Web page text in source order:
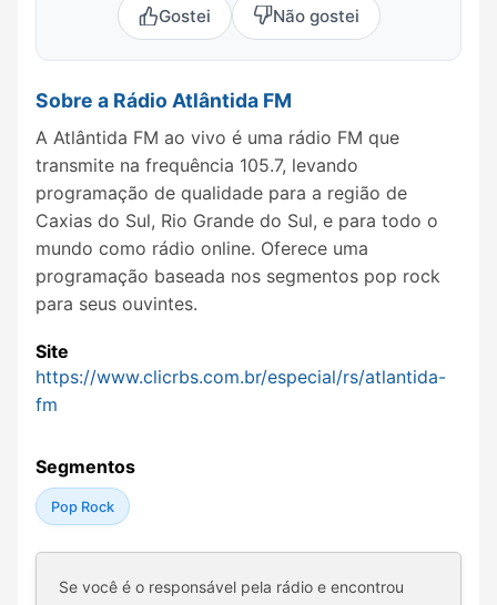
Gostei Não gostei
Sobre a Rádio Atlântida FM
A Atlântida FM ao vivo é uma rádio FM que
transmite na frequência 105.7, levando
programação de qualidade para a região de
Caxias do Sul, Rio Grande do Sul, e para todo o
mundo como rádio online. Oferece uma
programação baseada nos segmentos pop rock
para seus ouvintes.
Site
https://www.clicrbs.com.br/especial/rs/atlantida-
fm
Segmentos
Pop Rock
Se você é o responsável pela rádio e encontrou